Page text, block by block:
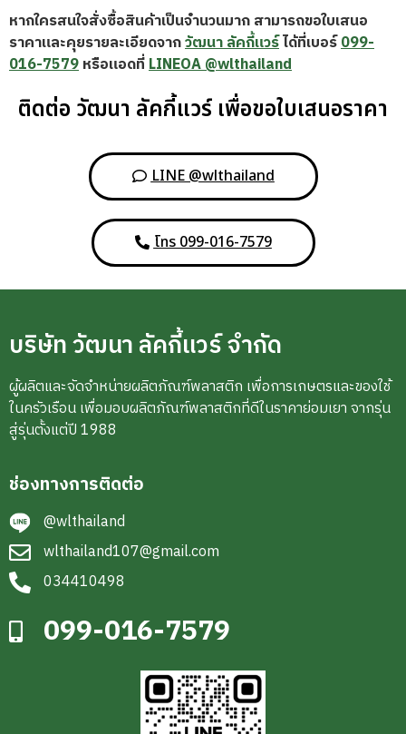
หากใครสนใจสั่งซื้อสินค้าเป็นจำนวนมาก สามารถขอใบเสนอ
ราคาและคุยรายละเอียดจากวัฒนา ลัคกี้แวร์ได้ที่เบอร์099-
016-7579หรือแอดที่LINEOA @wlthailand
ติดต่อ วัฒนา ลัคกี้แวร์ เพื่อขอใบเสนอราคา
LINE @wlthailand
โทร 099-016-7579
บริษัท วัฒนา ลัคกี้แวร์ จำกัด
ผู้ผลิตและจัดจำหน่ายผลิตภัณฑ์พลาสติก เพื่อการเกษตรและของใช้
ในครัวเรือน เพื่อมอบผลิตภัณฑ์พลาสติกที่ดีในราคาย่อมเยา จากรุ่น
สู่รุ่นตั้งแต่ปี 1988
ช่องทางการติดต่อ
@wlthailand
wlthailand107@gmail.com
034410498
099-016-7579